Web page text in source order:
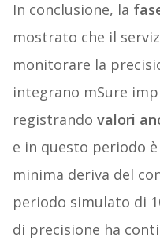
In conclusione, la
mostrato che il
monitorare la
integrano mSure
registrando valori
e in questo periodo
minima deriva del
periodo simulato di
di precisione ha